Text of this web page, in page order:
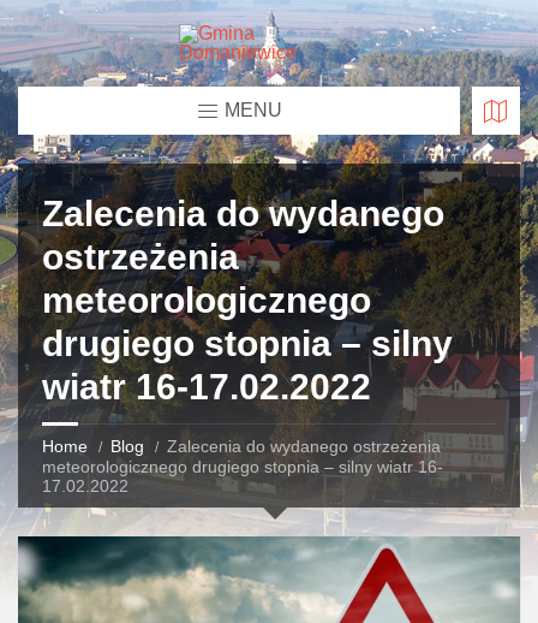
MENU
Zalecenia do wydanego
ostrzeżenia
meteorologicznego
drugiego stopnia – silny
wiatr 16-17.02.2022
Home Blog
Zalecenia do wydanego ostrzeżenia
meteorologicznego drugiego stopnia – silny wiatr 16-
17.02.2022